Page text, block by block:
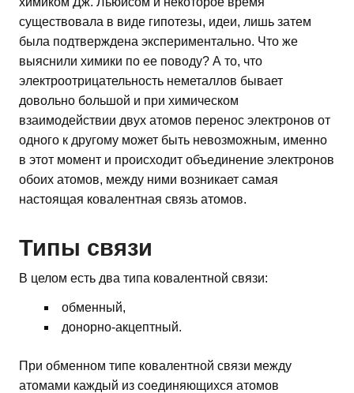
существовала в виде гипотезы, идеи, лишь затем
была подтверждена экспериментально. Что же
выяснили химики по ее поводу? А то, что
электроотрицательность неметаллов бывает
довольно большой и при химическом
взаимодействии двух атомов перенос электронов от
одного к другому может быть невозможным, именно
в этот момент и происходит объединение электронов
обоих атомов, между ними возникает самая
настоящая ковалентная связь атомов.
Типы связи
В целом есть два типа ковалентной связи:
обменный,
донорно-акцептный.
При обменном типе ковалентной связи между
атомами каждый из соединяющихся атомов